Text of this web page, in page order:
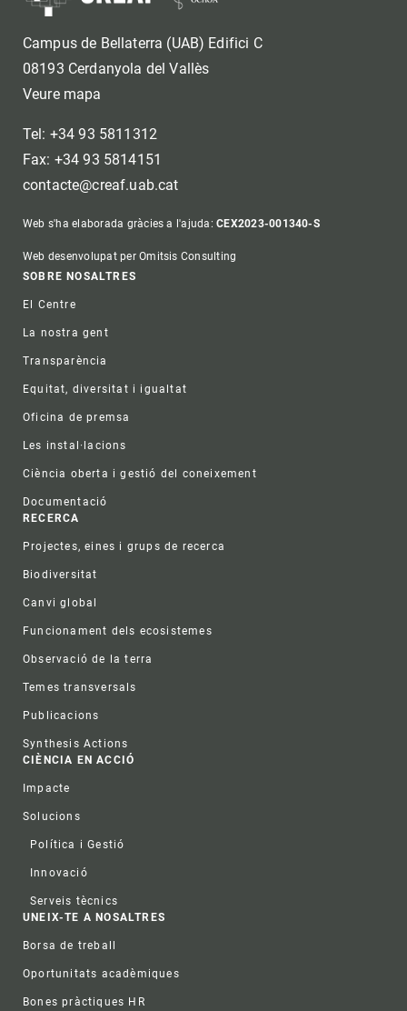
Campus de Bellaterra (UAB) Edifici C
08193 Cerdanyola del Vallès
Veure mapa
Tel: +34 93 5811312
Fax: +34 93 5814151
contacte@creaf.uab.cat
Web s'ha elaborada gràcies a l'ajuda:CEX2023-001340-S
Web desenvolupat per Omitsis Consulting
Footer
SOBRE NOSALTRES
El Centre
La nostra gent
Transparència
Equitat, diversitat i igualtat
Oficina de premsa
Les instal·lacions
Ciència oberta i gestió del coneixement
Documentació
RECERCA
Projectes, eines i grups de recerca
Biodiversitat
Canvi global
Funcionament dels ecosistemes
Observació de la terra
Temes transversals
Publicacions
Synthesis Actions
CIÈNCIA EN ACCIÓ
Impacte
Solucions
Política i Gestió
Innovació
Serveis tècnics
UNEIX-TE A NOSALTRES
Borsa de treball
Oportunitats acadèmiques
Bones pràctiques HR